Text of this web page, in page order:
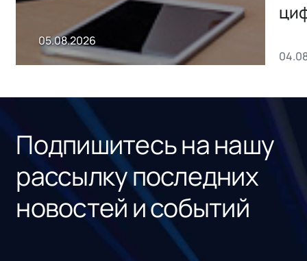
05.08.2026
Подпишитесь на нашу
рассылку последних
новостей и событий